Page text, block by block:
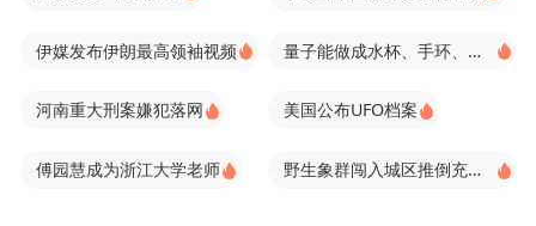
伊媒发布伊朗最高领袖视频 量子能做成水杯、手环、内衣？
河南重大刑案嫌犯落网 美国公布UFO档案
傅园慧成为浙江大学老师 野生象群闯入城区推倒充电桩